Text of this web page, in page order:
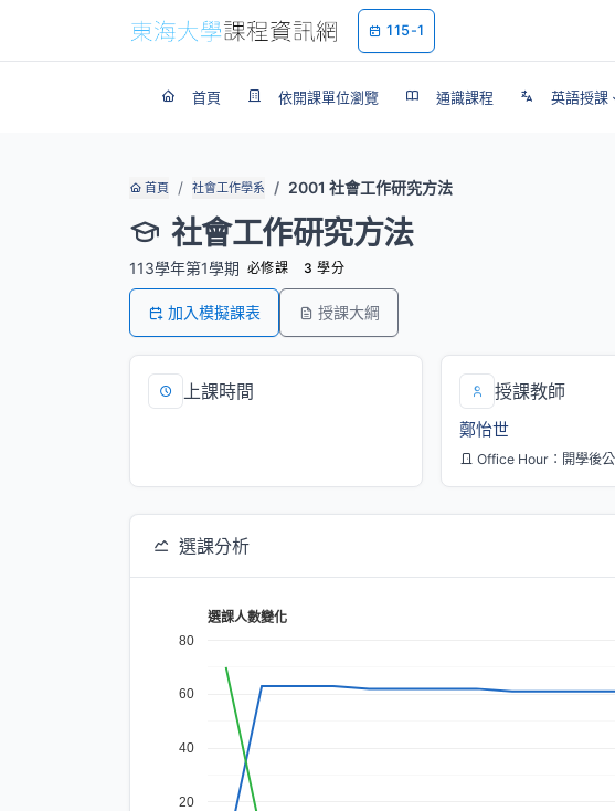
115-1
首頁 依開課單位瀏覽 通識課程 英語授課
首頁 社會工作學系 2001 社會工作研究方法
社會工作研究方法
113學年第1學期 必修課 3 學分
加入模擬課表 授課大綱
上課時間 授課教師
鄭怡世
Office Hour：開學後
選課分析
選課人數變化
20
40
60
80